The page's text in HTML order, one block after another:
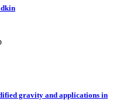
gravity and applications in